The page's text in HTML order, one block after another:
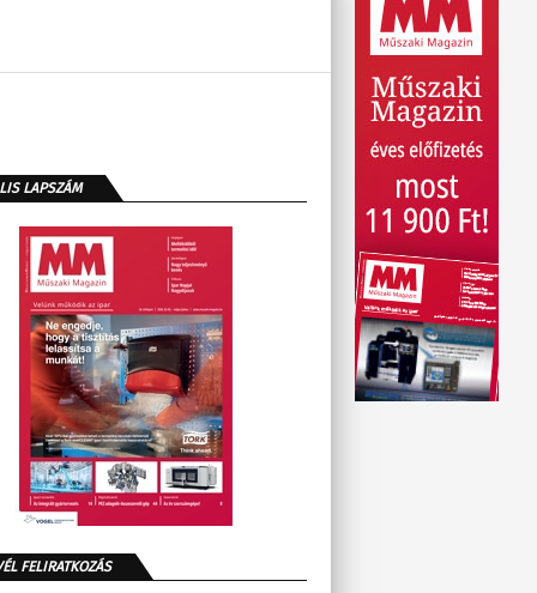
LAPSZÁM
FELIRATKOZÁS